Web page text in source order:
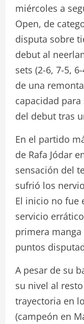
miércoles a
Open, de
disputa sobre
debut al
sets (2-6, 7-5,
de una
capacidad
del debut tras
En el partido
de Rafa Jódar
sensación del
sufrió los
El inicio no fue
servicio
primera
puntos
A pesar de su
su nivel al
trayectoria en
(campeón en